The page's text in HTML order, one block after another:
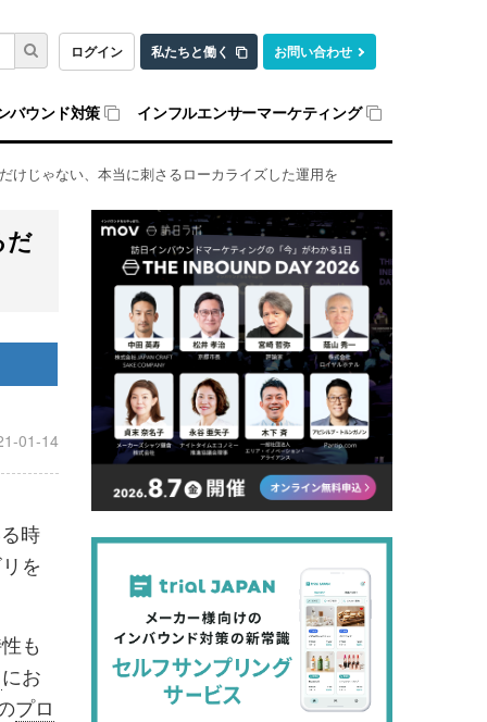
ログイン 私たちと働く お問い合わせ
バウンド対策 インフルエンサーマーケティング
けじゃない、本当に刺さるローカライズした運用を
だ
01-14
時
を
も
にお
プロ